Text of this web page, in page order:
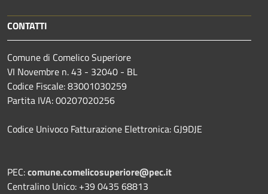
CONTATTI
Comune di Comelico Superiore
VI Novembre n. 43 - 32040 - BL
Codice Fiscale: 83001030259
Partita IVA: 00207020256
Codice Univoco Fatturazione Elettronica: GJ9DJE
PEC:comune.comelicosuperiore@pec.it
Centralino Unico: +39 0435 68813